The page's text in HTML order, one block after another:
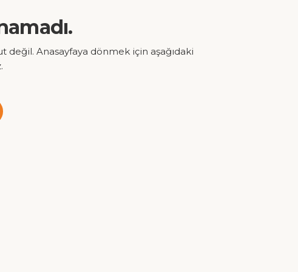
değil. Anasayfaya dönmek için aşağıdaki